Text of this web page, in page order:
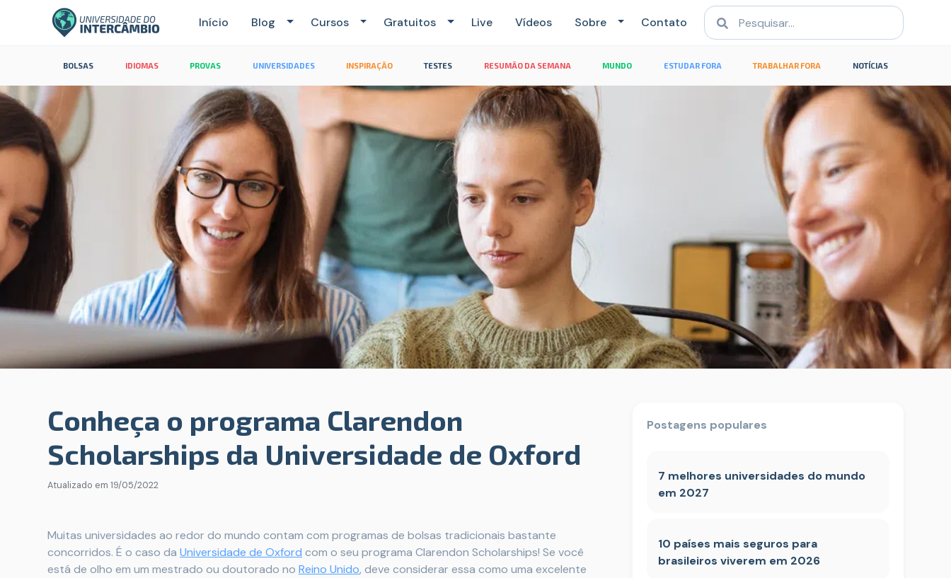
Início Blog Cursos Gratuitos Live Vídeos Sobre Contato
BOLSAS IDIOMAS PROVAS UNIVERSIDADES INSPIRAÇÃO TESTES RESUMÃO DA SEMANA MUNDO ESTUDAR FORA TRABALHAR FORA NOTÍCIAS
Conheça o programa Clarendon
Scholarships da Universidade de Oxford
Atualizado em 19/05/2022
Muitas universidades ao redor do mundo contam com programas de bolsas tradicionais bastante
concorridos. É o caso da Universidade de Oxford com o seu programa Clarendon Scholarships! Se você
está de olho em um mestrado ou doutorado no Reino Unido, deve considerar essa como uma excelente
Postagens populares
7 melhores universidades do mundo
em 2027
10 países mais seguros para
brasileiros viverem em 2026